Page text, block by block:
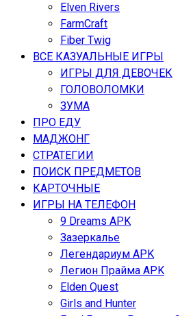
Elven Rivers
FarmCraft
Fiber Twig
ВСЕ КАЗУАЛЬНЫЕ ИГРЫ
ИГРЫ ДЛЯ ДЕВОЧЕК
ГОЛОВОЛОМКИ
ЗУМА
ПРО ЕДУ
МАДЖОНГ
СТРАТЕГИИ
ПОИСК ПРЕДМЕТОВ
КАРТОЧНЫЕ
ИГРЫ НА ТЕЛЕФОН
9 Dreams APK
Зазеркалье
Легендариум APK
Легион Прайма APK
Elden Quest
Girls and Hunter